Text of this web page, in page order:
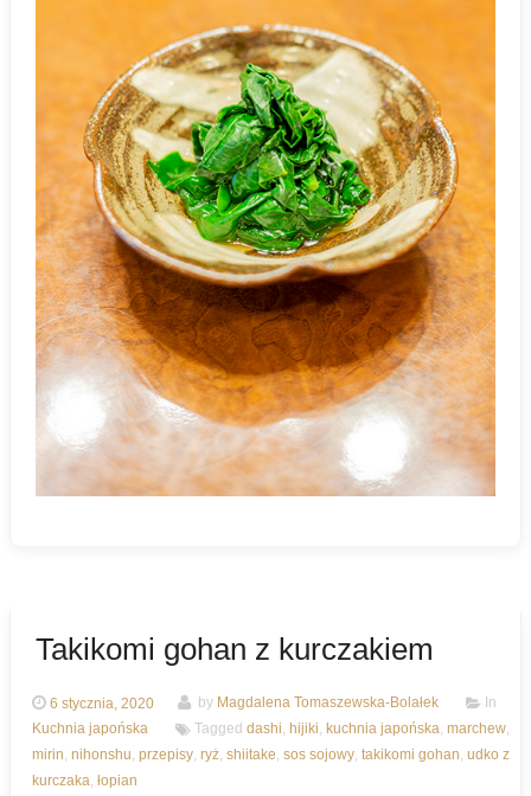
Takikomi gohan z kurczakiem
6 stycznia, 2020 by Magdalena Tomaszewska-Bolałek
In
Kuchnia japońska
Tagged dashi, hijiki, kuchnia japońska, marchew,
mirin, nihonshu, przepisy, ryż, shiitake, sos sojowy, takikomi gohan, udko z
kurczaka, łopian